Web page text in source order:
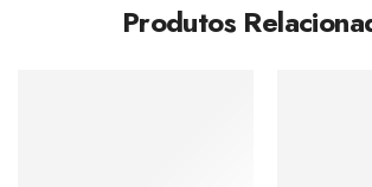
Produtos